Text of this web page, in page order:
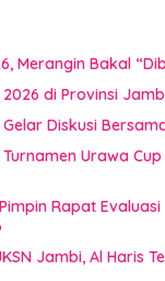
Merangin Bakal
di Provinsi
Diskusi
Urawa
Rapat
Jambi, Al Haris